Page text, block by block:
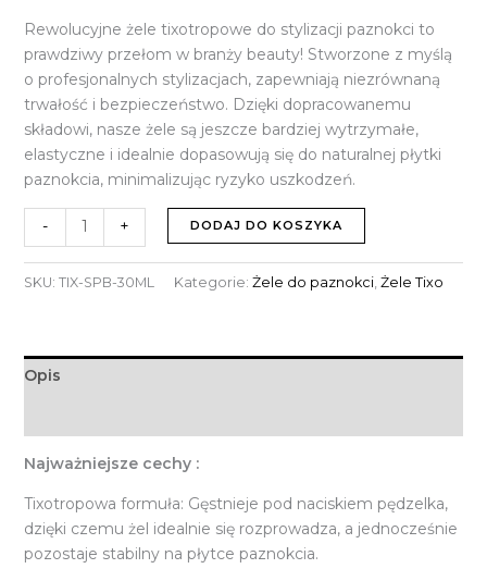
Rewolucyjne żele tixotropowe do stylizacji paznokci to
prawdziwy przełom w branży beauty! Stworzone z myślą
o profesjonalnych stylizacjach, zapewniają niezrównaną
trwałość i bezpieczeństwo. Dzięki dopracowanemu
składowi, nasze żele są jeszcze bardziej wytrzymałe,
elastyczne i idealnie dopasowują się do naturalnej płytki
paznokcia, minimalizując ryzyko uszkodzeń.
- + DODAJ DO KOSZYKA
SKU: TIX-SPB-30ML Kategorie: Żele do paznokci, Żele Tixo
Opis
Najważniejsze cechy :
Tixotropowa formuła: Gęstnieje pod naciskiem pędzelka,
dzięki czemu żel idealnie się rozprowadza, a jednocześnie
pozostaje stabilny na płytce paznokcia.